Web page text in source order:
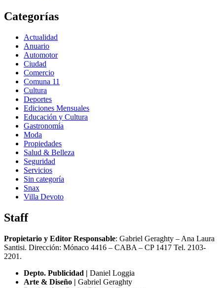
Categorías
Actualidad
Anuario
Automotor
Ciudad
Comercio
Comuna 11
Cultura
Deportes
Ediciones Mensuales
Educación y Cultura
Gastronomía
Moda
Propiedades
Salud & Belleza
Seguridad
Servicios
Sin categoría
Snax
Villa Devoto
Staff
Propietario y Editor Responsable: Gabriel Geraghty – Ana Laura
Santisi. Dirección: Mónaco 4416 – CABA – CP 1417 Tel. 2103-
2201.
Depto. Publicidad | Daniel Loggia
Arte & Diseño | Gabriel Geraghty